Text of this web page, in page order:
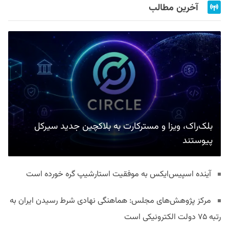
آخرین مطالب
بلک‌راک، ویزا و مسترکارت به بلاکچین جدید سیرکل
پیوستند
آینده اسپیس‌ایکس به موفقیت استارشیپ گره خورده است
مرکز پژوهش‌های مجلس: هماهنگی نهادی شرط رسیدن ایران به
رتبه ۷۵ دولت الکترونیکی است